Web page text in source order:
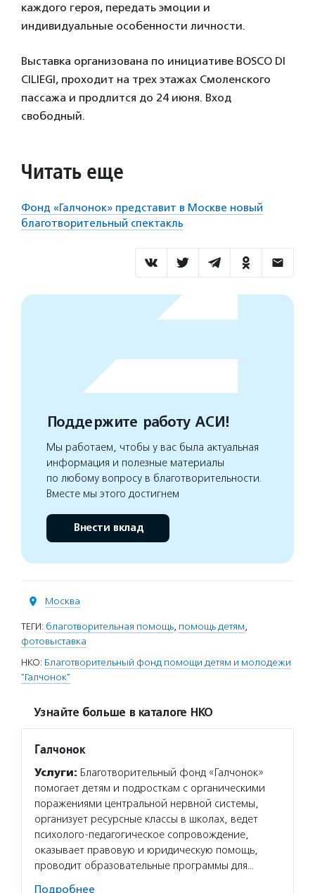
каждого героя, передать эмоции и
индивидуальные особенности личности.
Выставка организована по инициативе BOSCO DI
CILIEGI, проходит на трех этажах Смоленского
пассажа и продлится до 24 июня. Вход
свободный.
Читать еще
Фонд «Галчонок» представит в Москве новый
благотворительный спектакль
Поддержите работу АСИ!
Мы работаем, чтобы у вас была актуальная
информация и полезные материалы
по любому вопросу в благотворительности.
Вместе мы этого достигнем
Внести вклад
Москва
ТЕГИ: благотворительная помощь, помощь детям,
фотовыставка
НКО: Благотворительный фонд помощи детям и молодежи
"Галчонок"
Узнайте больше в каталоге НКО
Галчонок
Услуги: Благотворительный фонд «Галчонок»
помогает детям и подросткам с органическими
поражениями центральной нервной системы,
организует ресурсные классы в школах, ведет
психолого-педагогическое сопровождение,
оказывает правовую и юридическую помощь,
проводит образовательные программы для…
Подробнее